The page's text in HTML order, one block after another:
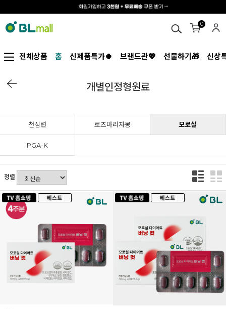
0
전체상품 홈 신제품특가🍀 브랜드관💖 선물하기🎁 신상
개별인정형원료
천심련 로즈마리자몽 모로실
PGA-K
정렬